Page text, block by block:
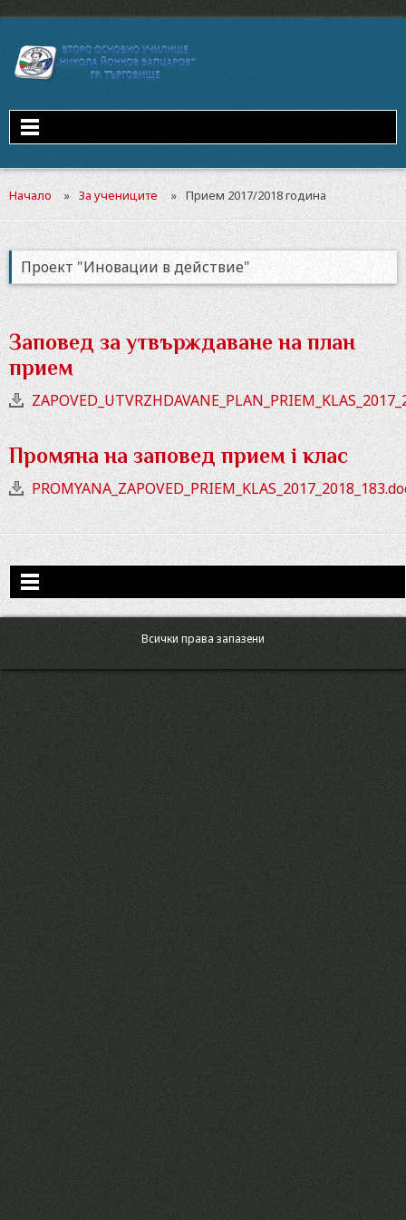
Начало За учениците Прием 2017/2018 година
Проект "Иновации в действие"
Заповед за утвърждаване на план
прием
Промяна на заповед прием i клас
Всички права запазени